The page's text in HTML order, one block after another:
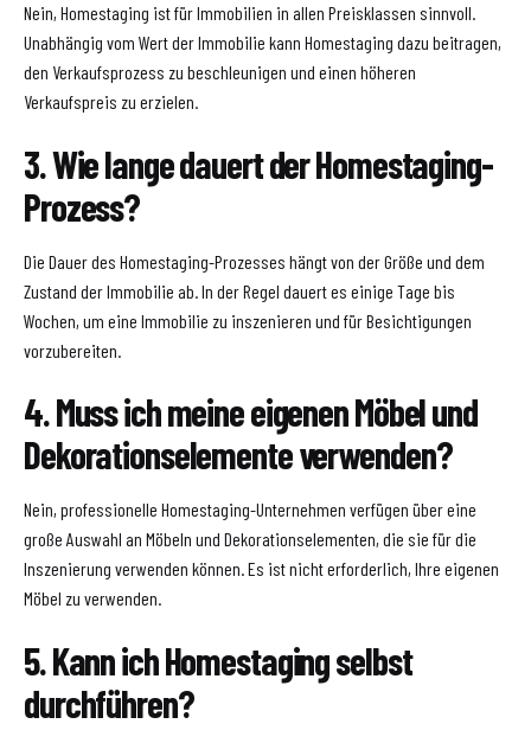
Nein, Homestaging ist für Immobilien in allen Preisklassen sinnvoll.
Unabhängig vom Wert der Immobilie kann Homestaging dazu beitragen,
den Verkaufsprozess zu beschleunigen und einen höheren
Verkaufspreis zu erzielen.
3. Wie lange dauert der Homestaging-
Prozess?
Die Dauer des Homestaging-Prozesses hängt von der Größe und dem
Zustand der Immobilie ab. In der Regel dauert es einige Tage bis
Wochen, um eine Immobilie zu inszenieren und für Besichtigungen
vorzubereiten.
4. Muss ich meine eigenen Möbel und
Dekorationselemente verwenden?
Nein, professionelle Homestaging-Unternehmen verfügen über eine
große Auswahl an Möbeln und Dekorationselementen, die sie für die
Inszenierung verwenden können. Es ist nicht erforderlich, Ihre eigenen
Möbel zu verwenden.
5. Kann ich Homestaging selbst
durchführen?